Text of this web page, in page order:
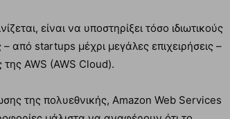
είναι να υποστηρίξει τόσο ιδιωτικούς
από startups μέχρι μεγάλες επιχειρήσεις –
AWS (AWS Cloud).
της πολυεθνικής, Amazon Web Services